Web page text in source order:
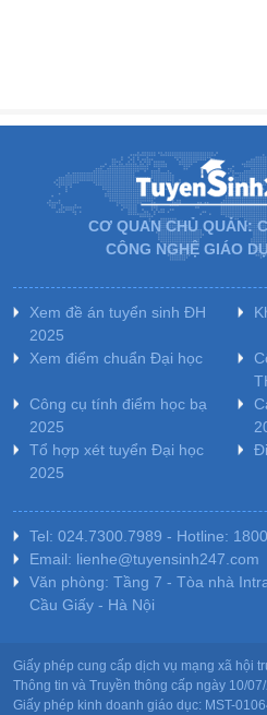
CƠ QUAN CHỦ QUẢN:
CÔNG NGHỆ GIÁO
Xem đề án tuyển sinh ĐH
2025
Xem điểm chuẩn Đại học
Công cụ tính điểm học bạ
2025
Tổ hợp xét tuyển Đại học
2025
Tel: 024.7300.7989 - Hotline:
Email: lienhe@tuyensinh247.com
Văn phòng: Tầng 7 - Tòa nhà
Cầu Giấy - Hà Nội
Giấy phép cung cấp dịch vụ mạng xã hội
Thông tin và Truyền thông cấp ngày 10/
Giấy phép kinh doanh giáo dục: MST-